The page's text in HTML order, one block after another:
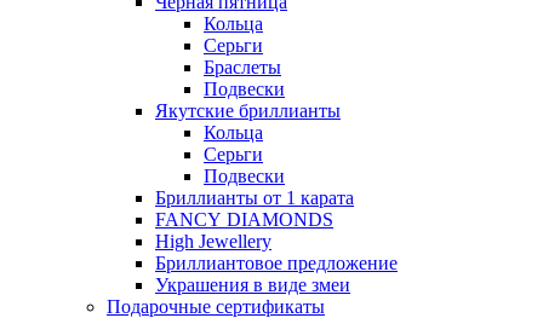
Кольца
Серьги
Браслеты
Подвески
Якутские бриллианты
Кольца
Серьги
Подвески
Бриллианты от 1 карата
FANCY DIAMONDS
High Jewellery
Бриллиантовое предложение
Украшения в виде змеи
Подарочные сертификаты